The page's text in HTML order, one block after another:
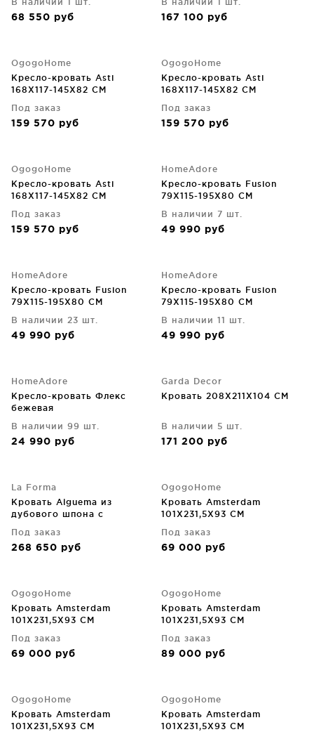
68 550 руб 167 100 руб
OgogoHome
Кресло-кровать Asti
168X117-145X82 CM
Под заказ
159 570 руб
OgogoHome
Кресло-кровать Asti
168X117-145X82 CM
Под заказ
159 570 руб
OgogoHome
Кресло-кровать Asti
168X117-145X82 CM
Под заказ
159 570 руб
HomeAdore
Кресло-кровать Fusion
79X115-195X80 CM
В наличии 7 шт.
49 990 руб
HomeAdore
Кресло-кровать Fusion
79X115-195X80 CM
В наличии 23 шт.
49 990 руб
HomeAdore
Кресло-кровать Fusion
79X115-195X80 CM
В наличии 11 шт.
49 990 руб
HomeAdore
Кресло-кровать Флекс
бежевая
В наличии 99 шт.
24 990 руб
Garda Decor
Кровать 208X211X104 CM
В наличии 5 шт.
171 200 руб
La Forma
Кровать Alguema из
дубового шпона с
матраса 160X200 CM
170X212X96 CM
Под заказ
268 650 руб
OgogoHome
Кровать Amsterdam
101X231,5X93 CM
Под заказ
69 000 руб
OgogoHome
Кровать Amsterdam
101X231,5X93 CM
Под заказ
69 000 руб
OgogoHome
Кровать Amsterdam
101X231,5X93 CM
Под заказ
89 000 руб
OgogoHome
Кровать Amsterdam
101X231,5X93 CM
OgogoHome
Кровать Amsterdam
101X231,5X93 CM